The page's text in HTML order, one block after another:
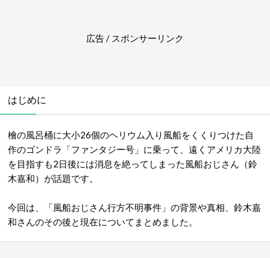
広告 / スポンサーリンク
はじめに
檜の風呂桶に大小26個のヘリウム入り風船をくくりつけた自
作のゴンドラ「ファンタジー号」に乗って、遠くアメリカ大陸
を目指すも2日後には消息を絶ってしまった風船おじさん（鈴
木嘉和）が話題です。
今回は、「風船おじさん行方不明事件」の背景や真相、鈴木嘉
和さんのその後と現在についてまとめました。